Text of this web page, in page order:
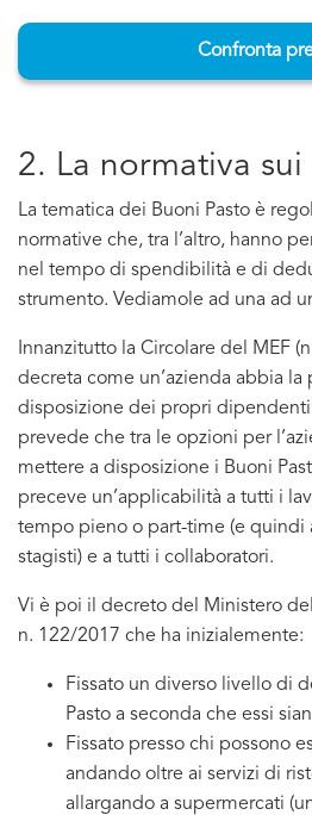
Confronta
2. La normativa sui
La tematica dei Buoni Pasto è
normative che, tra l’altro, hanno
nel tempo di spendibilità e di
strumento. Vediamole ad una ad
Innanzitutto la Circolare del MEF
decreta come un’azienda abbia
disposizione dei propri dipendenti
prevede che tra le opzioni per
mettere a disposizione i Buoni
preceve un’applicabilità a tutti i
tempo pieno o part-time (e quindi
stagisti) e a tutti i collaboratori.
Vi è poi il decreto del Ministero
n. 122/2017 che ha inizialemente:
Fissato un diverso livello di
Pasto a seconda che essi
Fissato presso chi possono
andando oltre ai servizi di
allargando a supermercati